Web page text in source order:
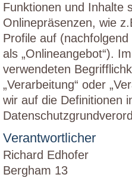
Funktionen und Inhalte
Onlinepräsenzen, wie
Profile auf
als „Onlineangebot“).
verwendeten
„Verarbeitung“ oder
wir auf die Definitionen
Verantwortlicher
Richard Edhofer
Bergham 13